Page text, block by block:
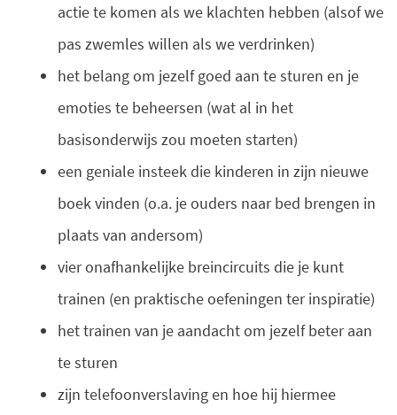
actie te komen als we klachten hebben (alsof we
pas zwemles willen als we verdrinken)
het belang om jezelf goed aan te sturen en je
emoties te beheersen (wat al in het
basisonderwijs zou moeten starten)
een geniale insteek die kinderen in zijn nieuwe
boek vinden (o.a. je ouders naar bed brengen in
plaats van andersom)
vier onafhankelijke breincircuits die je kunt
trainen (en praktische oefeningen ter inspiratie)
het trainen van je aandacht om jezelf beter aan
te sturen
zijn telefoonverslaving en hoe hij hiermee